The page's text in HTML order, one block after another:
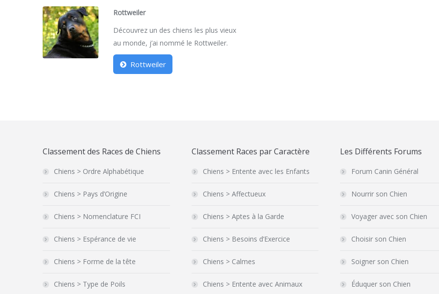
Rottweiler
Découvrez un des chiens les plus vieux
au monde, j’ai nommé le Rottweiler.
Rottweiler
Classement des Races de Chiens
Chiens > Ordre Alphabétique
Chiens > Pays d’Origine
Chiens > Nomenclature FCI
Chiens > Espérance de vie
Chiens > Forme de la tête
Chiens > Type de Poils
Classement Races par Caractère
Chiens > Entente avec les Enfants
Chiens > Affectueux
Chiens > Aptes à la Garde
Chiens > Besoins d’Exercice
Chiens > Calmes
Chiens > Entente avec Animaux
Les Différents Forums
Forum Canin Général
Nourrir son Chien
Voyager avec son Chien
Choisir son Chien
Soigner son Chien
Éduquer son Chien